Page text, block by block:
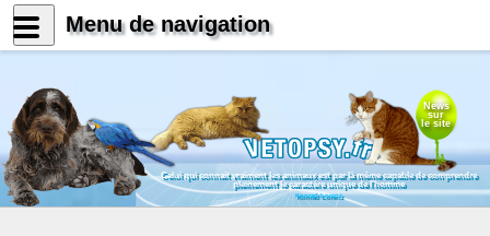
News
sur
le site
Celui qui connait vraiment les animaux est par là même capable de comprendre
pleinement le caractère unique de l'homme
Konrad Lorenz
Menu de navigation